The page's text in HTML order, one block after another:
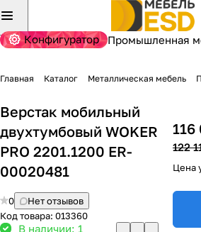
Конфигуратор Промышленная
Главная Каталог Металлическая мебель
Верстак мобильный
двухтумбовый WOKER
PRO 2201.1200 ER-
00020481
0
Нет отзывов
Код товара: 013360
В наличии: 1
122
Цена